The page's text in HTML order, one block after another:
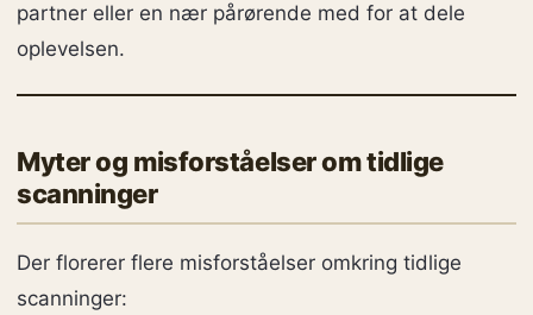
partner eller en nær pårørende med for at dele
oplevelsen.
Myter og misforståelser om tidlige
scanninger
Der florerer flere misforståelser omkring tidlige
scanninger: